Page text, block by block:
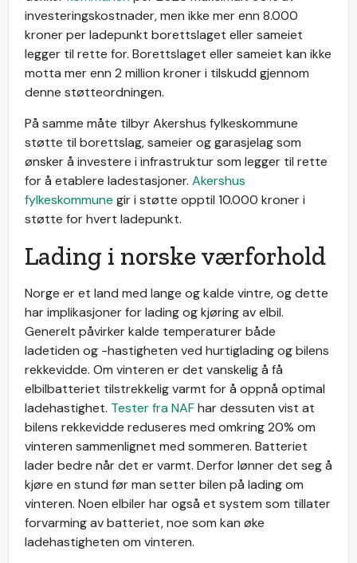
investeringskostnader, men ikke mer enn 8.000
kroner per ladepunkt borettslaget eller sameiet
legger til rette for. Borettslaget eller sameiet kan ikke
motta mer enn 2 million kroner i tilskudd gjennom
denne støtteordningen.
På samme måte tilbyr Akershus fylkeskommune
støtte til borettslag, sameier og garasjelag som
ønsker å investere i infrastruktur som legger til rette
for å etablere ladestasjoner. Akershus
fylkeskommune gir i støtte opptil 10.000 kroner i
støtte for hvert ladepunkt.
Lading i norske værforhold
Norge er et land med lange og kalde vintre, og dette
har implikasjoner for lading og kjøring av elbil.
Generelt påvirker kalde temperaturer både
ladetiden og -hastigheten ved hurtiglading og bilens
rekkevidde. Om vinteren er det vanskelig å få
elbilbatteriet tilstrekkelig varmt for å oppnå optimal
ladehastighet. Tester fra NAFhar dessuten vist at
bilens rekkevidde reduseres med omkring 20% om
vinteren sammenlignet med sommeren. Batteriet
lader bedre når det er varmt. Derfor lønner det seg å
kjøre en stund før man setter bilen på lading om
vinteren. Noen elbiler har også et system som tillater
forvarming av batteriet, noe som kan øke
ladehastigheten om vinteren.